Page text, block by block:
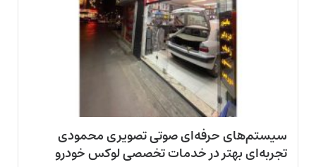
سیستم‌های حرفه‌ای صوتی تصویری محمودی
تجربه‌ای بهتر در خدمات تخصصی لوکس خودرو